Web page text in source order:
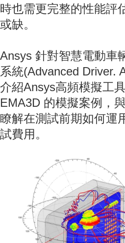
時也需更完整的性能評
或缺。
Ansys 針對智慧電動車
系統(Advanced Driver.
介紹Ansys高頻模擬工
EMA3D 的模擬案例，
瞭解在測試前期如何運
試費用。